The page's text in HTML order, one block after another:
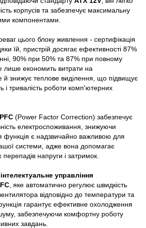
корпусів та забезпечує максимальну
компонентами.
цього блоку живлення - сертифікація
їй, пристрій досягає ефективності 87%
90% при 50% та 87% при повному
лише економить витрати на
й знижує теплове виділення, що підвищує
і тривалість роботи комп'ютерних
(Power Factor Correction) забезпечує
електроспоживання, знижуючи
функція є надзвичайно важливою для
системи, адже вона допомагає
напруги і затримок.
інтелектуальне управління
, яке автоматично регулює швидкість
відповідно до температури та
гарантує ефективне охолодження
забезпечуючи комфортну роботу
завдань.